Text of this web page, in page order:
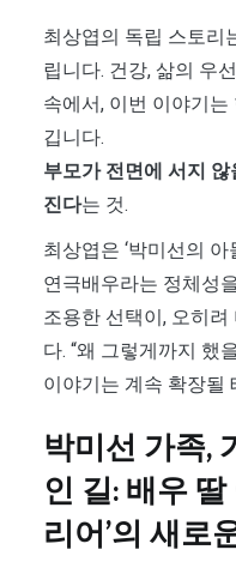
최상엽의 독립 스토리
립니다. 건강, 삶의 우
속에서, 이번 이야기
깁니다.
부모가 전면에 서지
진다는 것.
최상엽은 ‘박미선의
연극배우라는 정체성
조용한 선택이, 오히려
다. “왜 그렇게까지 했
이야기는 계속 확장될
박미선 가족,
인 길: 배우
리어’의 새로